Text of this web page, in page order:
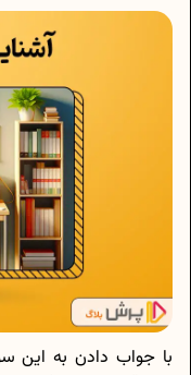
با جواب دادن به این